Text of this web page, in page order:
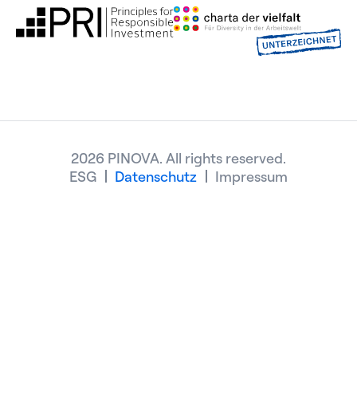
2026 PINOVA. All rights reserved.
ESG
Datenschutz Impressum